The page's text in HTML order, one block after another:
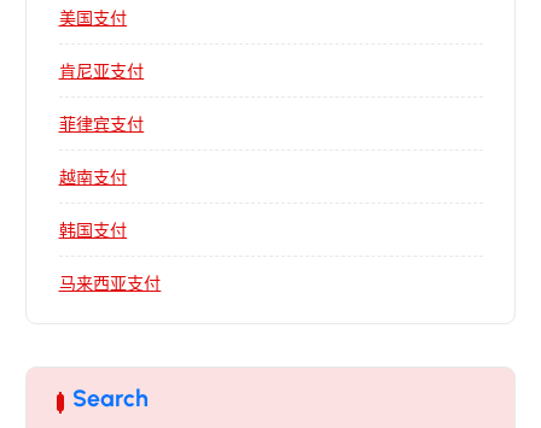
美国支付
肯尼亚支付
菲律宾支付
越南支付
韩国支付
马来西亚支付
Search